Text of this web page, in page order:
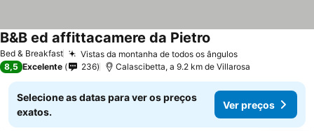
Bed & Breakfast Vistas da montanha de todos os ângulos
B&B ed affittacamere da Pietro
8,5 Excelente 236 Calascibetta, a 9.2 km de Villarosa
Selecione as datas para ver os preços
exatos.
Ver preços